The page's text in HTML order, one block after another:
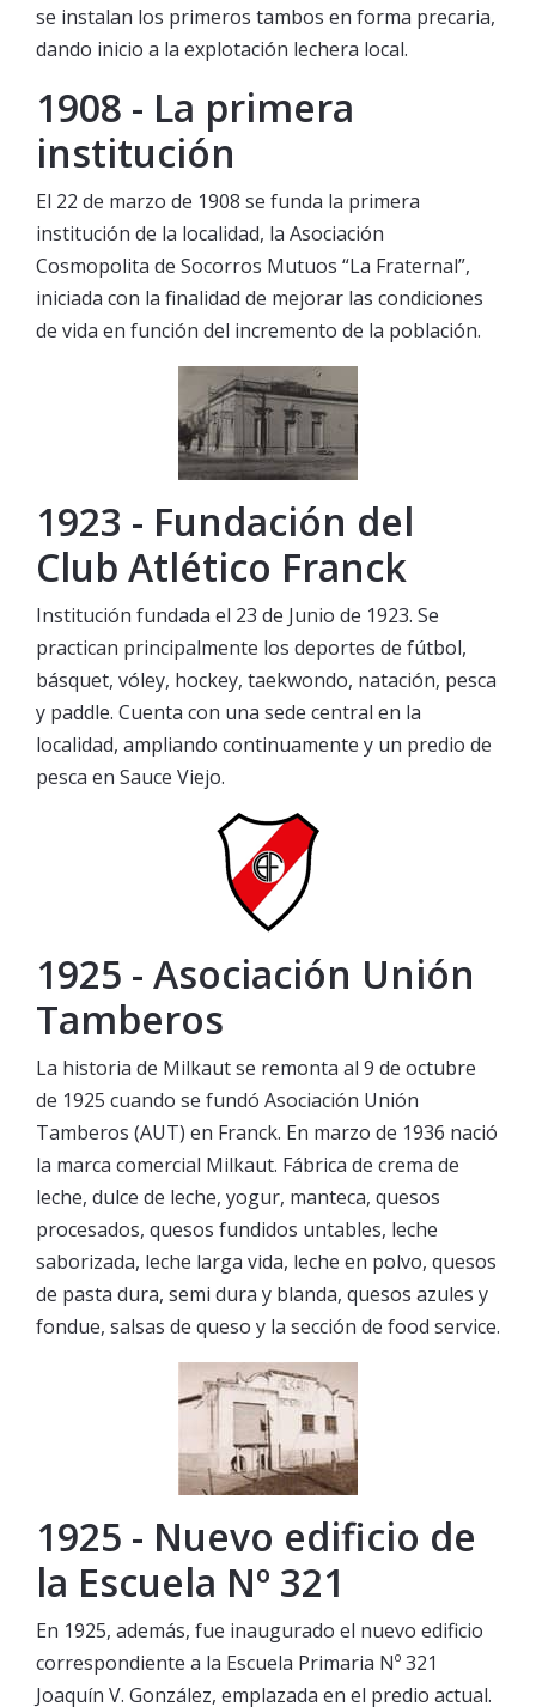
se instalan los primeros tambos en forma precaria,
dando inicio a la explotación lechera local.
1908 - La primera
institución
El 22 de marzo de 1908 se funda la primera
institución de la localidad, la Asociación
Cosmopolita de Socorros Mutuos “La Fraternal”,
iniciada con la finalidad de mejorar las condiciones
de vida en función del incremento de la población.
1923 - Fundación del
Club Atlético Franck
Institución fundada el 23 de Junio de 1923. Se
practican principalmente los deportes de fútbol,
básquet, vóley, hockey, taekwondo, natación, pesca
y paddle. Cuenta con una sede central en la
localidad, ampliando continuamente y un predio de
pesca en Sauce Viejo.
1925 - Asociación Unión
Tamberos
La historia de Milkaut se remonta al 9 de octubre
de 1925 cuando se fundó Asociación Unión
Tamberos (AUT) en Franck. En marzo de 1936 nació
la marca comercial Milkaut. Fábrica de crema de
leche, dulce de leche, yogur, manteca, quesos
procesados, quesos fundidos untables, leche
saborizada, leche larga vida, leche en polvo, quesos
de pasta dura, semi dura y blanda, quesos azules y
fondue, salsas de queso y la sección de food service.
1925 - Nuevo edificio de
la Escuela Nº 321
En 1925, además, fue inaugurado el nuevo edificio
correspondiente a la Escuela Primaria Nº 321
Joaquín V. González, emplazada en el predio actual.